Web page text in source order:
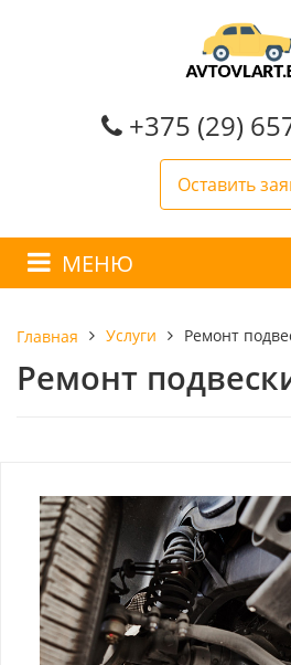
+375 (29)
Оставить
МЕНЮ
Главная Услуги Ремонт
Ремонт